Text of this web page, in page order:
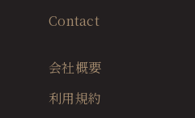
Contact
会社概要
利用規約